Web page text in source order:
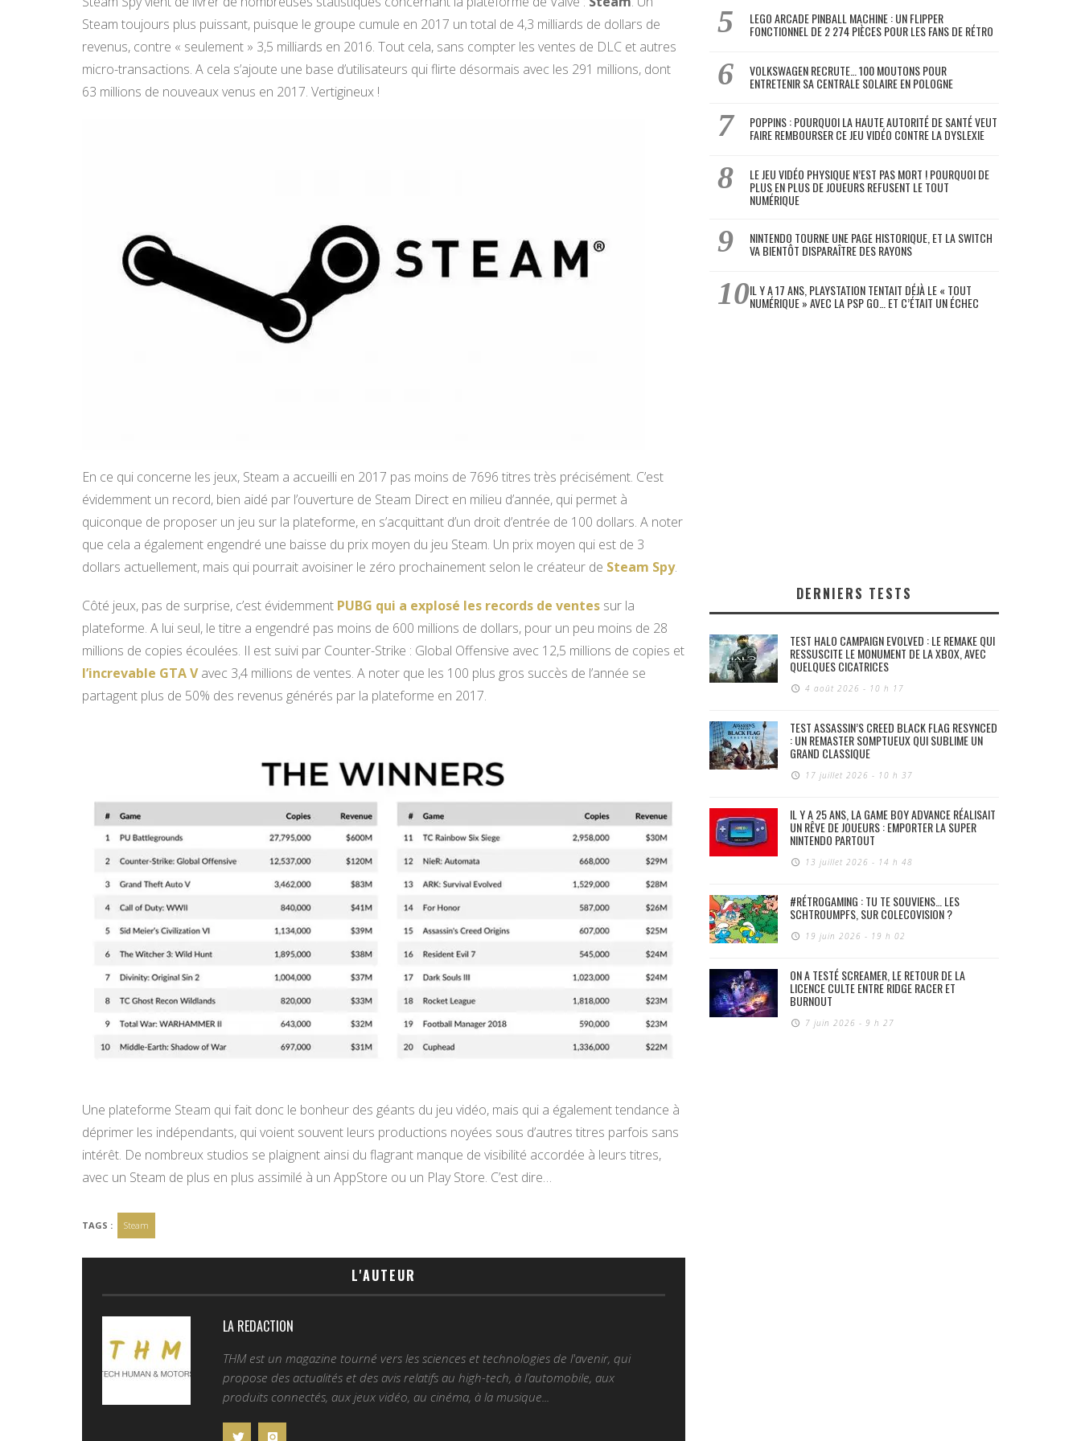
Steam toujours plus puissant, puisque le groupe cumule en 2017 un total de 4,3 milliards de dollars de
revenus, contre « seulement » 3,5 milliards en 2016. Tout cela, sans compter les ventes de DLC et autres
micro-transactions. A cela s’ajoute une base d’utilisateurs qui flirte désormais avec les 291 millions, dont
63 millions de nouveaux venus en 2017. Vertigineux !
En ce qui concerne les jeux, Steam a accueilli en 2017 pas moins de 7696 titres très précisément. C’est
évidemment un record, bien aidé par l’ouverture de Steam Direct en milieu d’année, qui permet à
quiconque de proposer un jeu sur la plateforme, en s’acquittant d’un droit d’entrée de 100 dollars. A noter
que cela a également engendré une baisse du prix moyen du jeu Steam. Un prix moyen qui est de 3
dollars actuellement, mais qui pourrait avoisiner le zéro prochainement selon le créateur de Steam Spy.
Côté jeux, pas de surprise, c’est évidemment PUBG qui a explosé les records de ventes sur la
plateforme. A lui seul, le titre a engendré pas moins de 600 millions de dollars, pour un peu moins de 28
millions de copies écoulées. Il est suivi par Counter-Strike : Global Offensive avec 12,5 millions de copies et
l’increvable GTA Vavec 3,4 millions de ventes. A noter que les 100 plus gros succès de l’année se
partagent plus de 50% des revenus générés par la plateforme en 2017.
Une plateforme Steam qui fait donc le bonheur des géants du jeu vidéo, mais qui a également tendance à
déprimer les indépendants, qui voient souvent leurs productions noyées sous d’autres titres parfois sans
intérêt. De nombreux studios se plaignent ainsi du flagrant manque de visibilité accordée à leurs titres,
avec un Steam de plus en plus assimilé à un AppStore ou un Play Store. C’est dire…
TAGS : Steam
L'AUTEUR
LA REDACTION
THM est un magazine tourné vers les sciences et technologies de l'avenir, qui
propose des actualités et des avis relatifs au high-tech, à l’automobile, aux
produits connectés, aux jeux vidéo, au cinéma, à la musique...
LEGO ARCADE PINBALL MACHINE : UN FLIPPER
FONCTIONNEL DE 2 274 PIÈCES POUR LES FANS DE RÉTRO
VOLKSWAGEN RECRUTE… 100 MOUTONS POUR
ENTRETENIR SA CENTRALE SOLAIRE EN POLOGNE
POPPINS : POURQUOI LA HAUTE AUTORITÉ DE SANTÉ VEUT
FAIRE REMBOURSER CE JEU VIDÉO CONTRE LA DYSLEXIE
LE JEU VIDÉO PHYSIQUE N’EST PAS MORT ! POURQUOI DE
PLUS EN PLUS DE JOUEURS REFUSENT LE TOUT
NUMÉRIQUE
NINTENDO TOURNE UNE PAGE HISTORIQUE, ET LA SWITCH
VA BIENTÔT DISPARAÎTRE DES RAYONS
IL Y A 17 ANS, PLAYSTATION TENTAIT DÉJÀ LE « TOUT
NUMÉRIQUE » AVEC LA PSP GO… ET C’ÉTAIT UN ÉCHEC
DERNIERS TESTS
TEST HALO CAMPAIGN EVOLVED : LE REMAKE QUI
RESSUSCITE LE MONUMENT DE LA XBOX, AVEC
QUELQUES CICATRICES
4 août 2026 - 10 h 17
TEST ASSASSIN’S CREED BLACK FLAG RESYNCED
: UN REMASTER SOMPTUEUX QUI SUBLIME UN
GRAND CLASSIQUE
17 juillet 2026 - 10 h 37
IL Y A 25 ANS, LA GAME BOY ADVANCE RÉALISAIT
UN RÊVE DE JOUEURS : EMPORTER LA SUPER
NINTENDO PARTOUT
13 juillet 2026 - 14 h 48
#RÉTROGAMING : TU TE SOUVIENS… LES
SCHTROUMPFS, SUR COLECOVISION ?
19 juin 2026 - 19 h 02
ON A TESTÉ SCREAMER, LE RETOUR DE LA
LICENCE CULTE ENTRE RIDGE RACER ET
BURNOUT
7 juin 2026 - 9 h 27